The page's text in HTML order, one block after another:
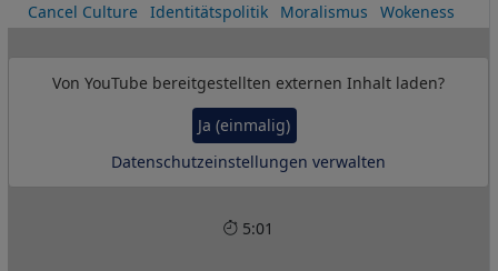
Cancel Culture
Identitätspolitik Moralismus Wokeness
Von YouTube bereitgestellten externen Inhalt laden?
Ja (einmalig)
Datenschutzeinstellungen verwalten
5:01